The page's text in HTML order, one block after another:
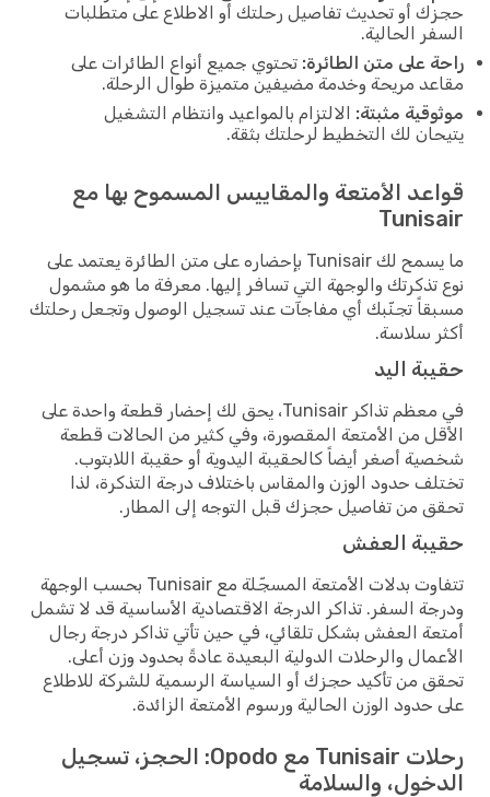
حجزك أو تحديث تفاصيل رحلتك أو الاطلاع على متطلبات
السفر الحالية.
راحة على متن الطائرة: تحتوي جميع أنواع الطائرات على
مقاعد مريحة وخدمة مضيفين متميزة طوال الرحلة.
موثوقية مثبتة: الالتزام بالمواعيد وانتظام التشغيل
يتيحان لك التخطيط لرحلتك بثقة.
قواعد الأمتعة والمقاييس المسموح بها مع
Tunisair
ما يسمح لك Tunisair بإحضاره على متن الطائرة يعتمد على
نوع تذكرتك والوجهة التي تسافر إليها. معرفة ما هو مشمول
مسبقاً تجنّبك أي مفاجآت عند تسجيل الوصول وتجعل رحلتك
أكثر سلاسة.
حقيبة اليد
في معظم تذاكر Tunisair، يحق لك إحضار قطعة واحدة على
الأقل من الأمتعة المقصورة، وفي كثير من الحالات قطعة
شخصية أصغر أيضاً كالحقيبة اليدوية أو حقيبة اللابتوب.
تختلف حدود الوزن والمقاس باختلاف درجة التذكرة، لذا
تحقق من تفاصيل حجزك قبل التوجه إلى المطار.
حقيبة العفش
تتفاوت بدلات الأمتعة المسجّلة مع Tunisair بحسب الوجهة
ودرجة السفر. تذاكر الدرجة الاقتصادية الأساسية قد لا تشمل
أمتعة العفش بشكل تلقائي، في حين تأتي تذاكر درجة رجال
الأعمال والرحلات الدولية البعيدة عادةً بحدود وزن أعلى.
تحقق من تأكيد حجزك أو السياسة الرسمية للشركة للاطلاع
على حدود الوزن الحالية ورسوم الأمتعة الزائدة.
رحلات Tunisair مع Opodo: الحجز، تسجيل
الدخول، والسلامة